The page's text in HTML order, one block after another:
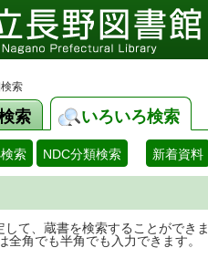
索
索 いろいろ検索
索 NDC分類検索 新着資料
て、蔵書を検索することができま
全角でも半角でも入力できます。